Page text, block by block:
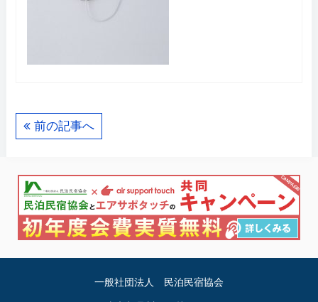
前の記事へ
一般社団法人 民泊民宿協会